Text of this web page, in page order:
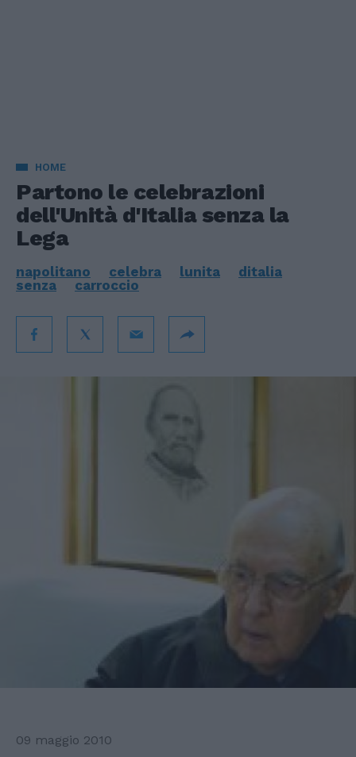
HOME
Partono le celebrazioni
dell'Unità d'Italia senza la
Lega
napolitano celebra lunita
ditalia
senza
carroccio
09 maggio 2010